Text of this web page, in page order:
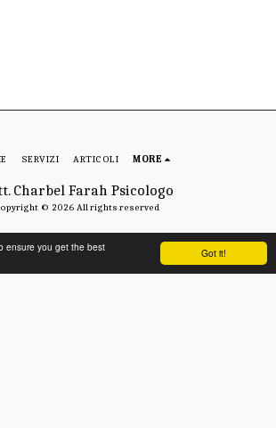
Got it!
ensure you get the best
Charbel Farah Psicologo
© 2026 All rights reserved
SERVIZI ARTICOLI MORE